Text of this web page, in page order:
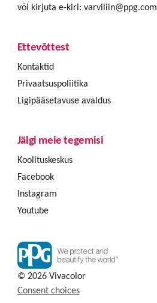
või kirjuta e-kiri: varviliin@ppg.com
Ettevõttest
Kontaktid
Privaatsuspoliitika
Ligipääsetavuse avaldus
Jälgi meie tegemisi
Koolituskeskus
Facebook
Instagram
Youtube
© 2026 Vivacolor
Consent choices